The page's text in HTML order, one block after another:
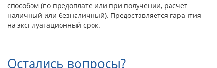
способом (по предоплате или при получении, расчет
наличный или безналичный). Предоставляется гарантия
на эксплуатационный срок.
Остались вопросы?